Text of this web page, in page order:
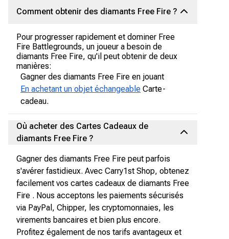
Comment obtenir des diamants Free Fire ?
Pour progresser rapidement et dominer Free
Fire Battlegrounds, un joueur a besoin de
diamants Free Fire, qu'il peut obtenir de deux
manières:
Gagner des diamants Free Fire en jouant
En achetant un objet échangeable Carte-
cadeau.
Où acheter des Cartes Cadeaux de
diamants Free Fire ?
Gagner des diamants Free Fire peut parfois
s'avérer fastidieux. Avec Carry1st Shop, obtenez
facilement vos cartes cadeaux de diamants Free
Fire . Nous acceptons les paiements sécurisés
via PayPal, Chipper, les cryptomonnaies, les
virements bancaires et bien plus encore.
Profitez également de nos tarifs avantageux et